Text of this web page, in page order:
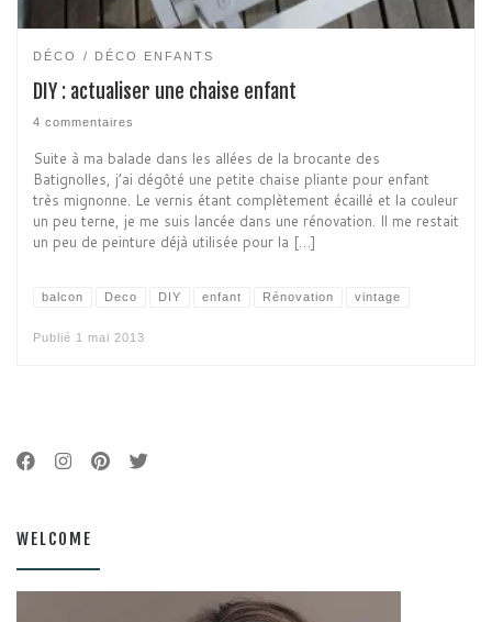
DÉCO DÉCO ENFANTS
DIY : actualiser une chaise enfant
4 commentaires
Suite à ma balade dans les allées de la brocante des
Batignolles, j’ai dégôté une petite chaise pliante pour enfant
très mignonne. Le vernis étant complètement écaillé et la couleur
un peu terne, je me suis lancée dans une rénovation. Il me restait
un peu de peinture déjà utilisée pour la […]
balcon Deco DIY enfant Rénovation vintage
Publié 1 mai 2013
WELCOME